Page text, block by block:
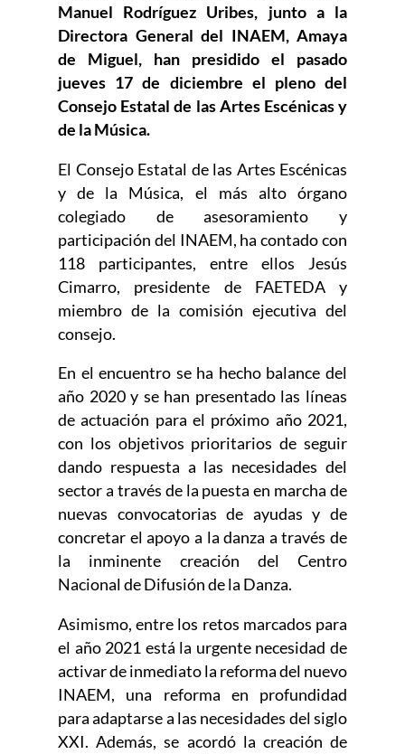
Manuel Rodríguez Uribes, junto a la
Directora General del INAEM, Amaya
de Miguel, han presidido el pasado
jueves 17 de diciembre el pleno del
Consejo Estatal de las Artes Escénicas y
de la Música.
El Consejo Estatal de las Artes Escénicas
y de la Música, el más alto órgano
colegiado de asesoramiento y
participación del INAEM, ha contado con
118 participantes, entre ellos Jesús
Cimarro, presidente de FAETEDA y
miembro de la comisión ejecutiva del
consejo.
En el encuentro se ha hecho balance del
año 2020 y se han presentado las líneas
de actuación para el próximo año 2021,
con los objetivos prioritarios de seguir
dando respuesta a las necesidades del
sector a través de la puesta en marcha de
nuevas convocatorias de ayudas y de
concretar el apoyo a la danza a través de
la inminente creación del Centro
Nacional de Difusión de la Danza.
Asimismo, entre los retos marcados para
el año 2021 está la urgente necesidad de
activar de inmediato la reforma del nuevo
INAEM, una reforma en profundidad
para adaptarse a las necesidades del siglo
XXI. Además, se acordó la creación de